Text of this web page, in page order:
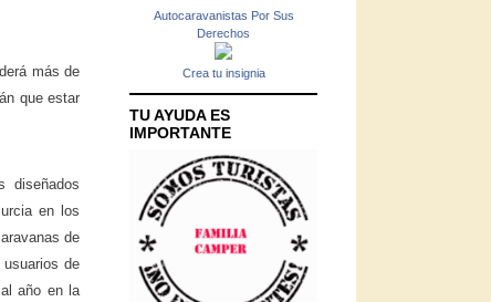
más de
que estar
diseñados
en los
de
de
año en la
Autocaravanistas Por Sus
Derechos
Crea tu insignia
TU AYUDA ES
IMPORTANTE